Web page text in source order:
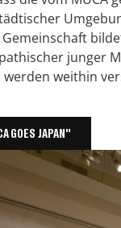
junger
weithin
GOES JAPAN"